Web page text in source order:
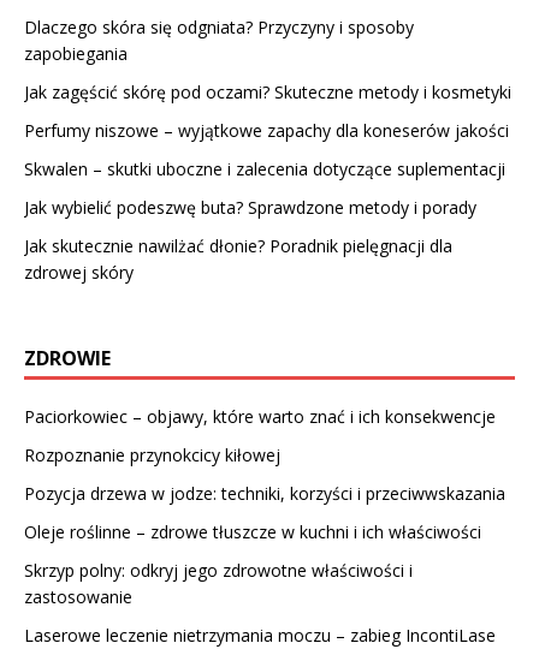
Dlaczego skóra się odgniata? Przyczyny i sposoby
zapobiegania
Jak zagęścić skórę pod oczami? Skuteczne metody i kosmetyki
Perfumy niszowe – wyjątkowe zapachy dla koneserów jakości
Skwalen – skutki uboczne i zalecenia dotyczące suplementacji
Jak wybielić podeszwę buta? Sprawdzone metody i porady
Jak skutecznie nawilżać dłonie? Poradnik pielęgnacji dla
zdrowej skóry
ZDROWIE
Paciorkowiec – objawy, które warto znać i ich konsekwencje
Rozpoznanie przynokcicy kiłowej
Pozycja drzewa w jodze: techniki, korzyści i przeciwwskazania
Oleje roślinne – zdrowe tłuszcze w kuchni i ich właściwości
Skrzyp polny: odkryj jego zdrowotne właściwości i
zastosowanie
Laserowe leczenie nietrzymania moczu – zabieg IncontiLase